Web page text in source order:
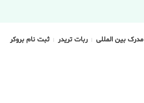
مدرک بین المللی ربات تریدر ثبت نام بروکر